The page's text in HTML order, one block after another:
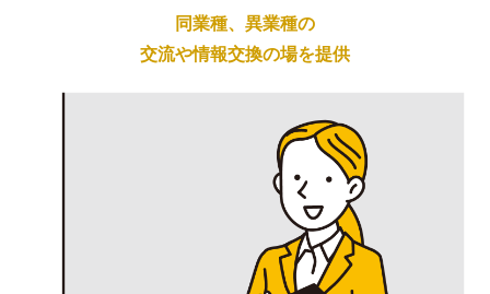
同業種、異業種の
交流や情報交換の場を提供